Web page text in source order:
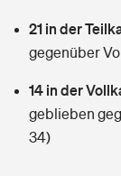
Sie haben
Tools
Hundehalter-
Tools
Wer versichert
21 in der
gegenüber
14 in der
geblieben
34)